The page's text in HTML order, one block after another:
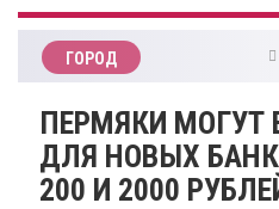
ГОРОД
ПЕРМЯКИ МОГУТ
ДЛЯ НОВЫХ
200 И 2000